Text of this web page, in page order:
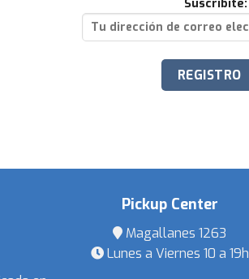
Suscribite:
Pickup Center
Magallanes 1263
Lunes a Viernes 10 a 19h